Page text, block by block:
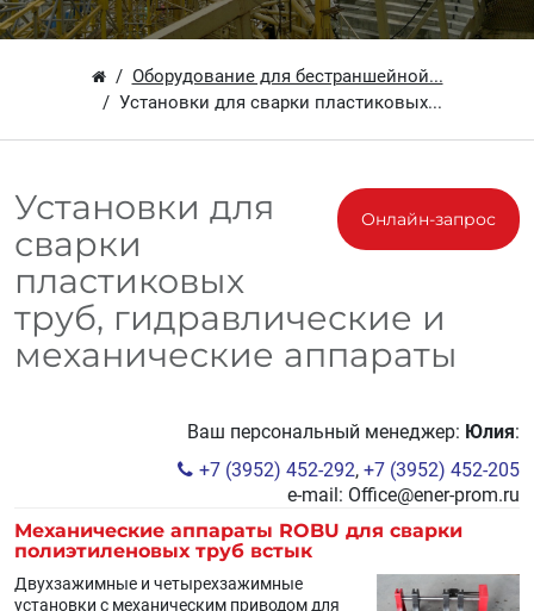
Оборудование для бестраншейной...
Установки для сварки пластиковых...
Онлайн-запрос
Установки для
сварки
пластиковых
труб, гидравлические и
механические аппараты
Ваш персональный менеджер: Юлия:
+7 (3952) 452-292, +7 (3952) 452-205
e-mail: Office@ener-prom.ru
Механические аппараты ROBU для сварки
полиэтиленовых труб встык
Двухзажимные и четырехзажимные
установки с механическим приводом для